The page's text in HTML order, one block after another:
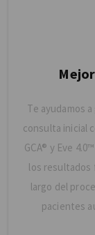
Te ayudamos
consulta inicial
GCA® y Eve
los resultados
largo del
pacientes